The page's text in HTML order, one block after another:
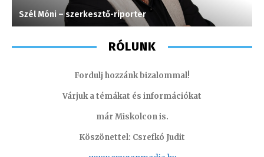
Szél Móni – szerkesztő-riporter
RÓLUNK
Fordulj hozzánk bizalommal!
Várjuk a témákat és információkat
már Miskolcon is.
Köszönettel: Csrefkó Judit